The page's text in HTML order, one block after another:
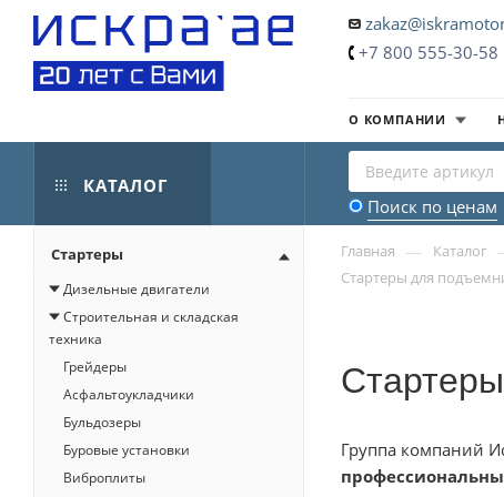
+7 800 555-30-58
О КОМПАНИИ
КАТАЛОГ
Поиск по ценам
Главная — Каталог
Стартеры для
Группа компаний
Стартеры
Дизельные двигатели
Строительная и складская
техника
Грейдеры
Асфальтоукладчики
Бульдозеры
Буровые установки
Виброплиты